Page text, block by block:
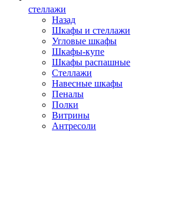
стеллажи
Назад
Шкафы и стеллажи
Угловые шкафы
Шкафы-купе
Шкафы распашные
Стеллажи
Навесные шкафы
Пеналы
Полки
Витрины
Антресоли